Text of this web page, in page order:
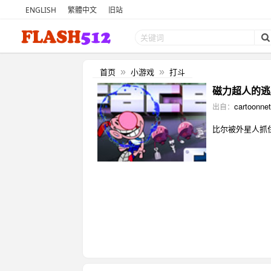
ENGLISH 繁體中文 旧站
首页 » 小游戏 » 打斗
磁力超人的
出自：
比尔被外星人抓